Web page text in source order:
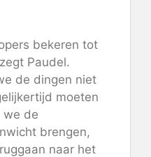
bekeren tot
Paudel.
de dingen niet
moeten
we de
brengen,
naar het